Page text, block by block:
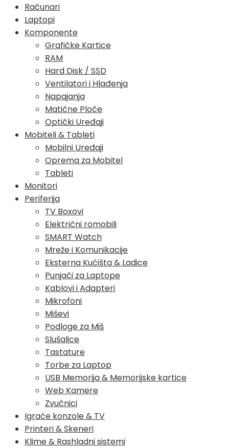
Računari
Laptopi
Komponente
Grafičke Kartice
RAM
Hard Disk / SSD
Ventilatori i Hlađenja
Napajanja
Matične Ploče
Optički Uređaji
Mobiteli & Tableti
Mobilni Uređaji
Oprema za Mobitel
Tableti
Monitori
Periferija
TV Boxovi
Električni romobili
SMART Watch
Mreže i Komunikacije
Eksterna Kućišta & Ladice
Punjači za Laptope
Kablovi i Adapteri
Mikrofoni
Miševi
Podloge za Miš
Slušalice
Tastature
Torbe za Laptop
USB Memorija & Memorijske kartice
Web Kamere
Zvučnici
Igraće konzole & TV
Printeri & Skeneri
Klime & Rashladni sistemi